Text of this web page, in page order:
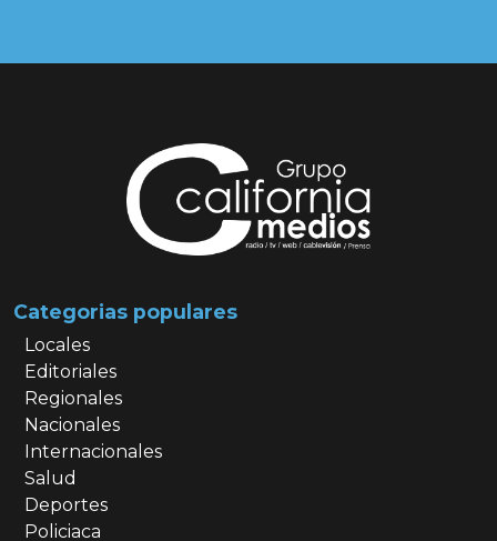
Categorias populares
Locales
Editoriales
Regionales
Nacionales
Internacionales
Salud
Deportes
Policiaca